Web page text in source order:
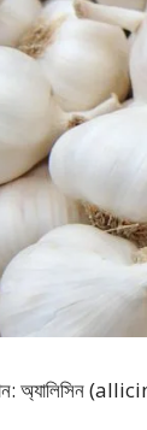
অ্যালিসিন